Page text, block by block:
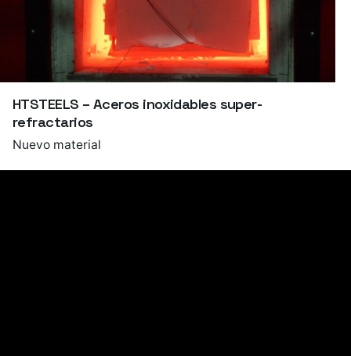
HTSTEELS – Aceros inoxidables super-
refractarios
Nuevo material